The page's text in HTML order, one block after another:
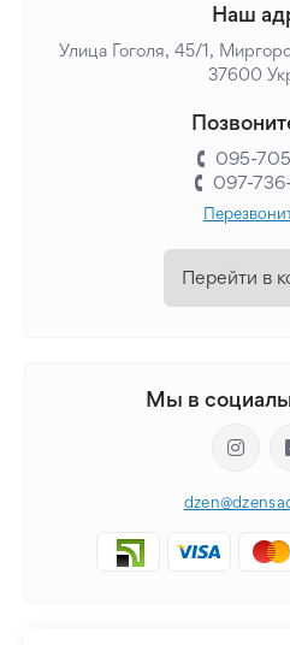
Наш
Улица Гоголя, 45/1,
37600
095-
097-
Перейти в
Мы в